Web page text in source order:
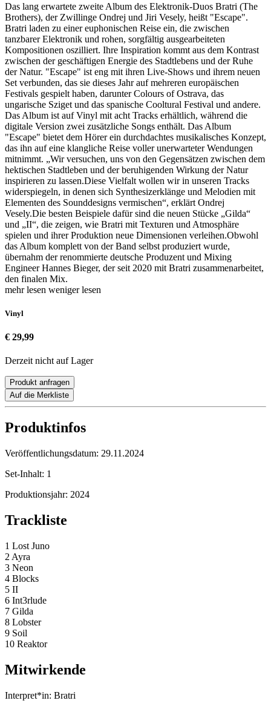
Das lang erwartete zweite Album des Elektronik-Duos Bratri (The
Brothers), der Zwillinge Ondrej und Jiri Vesely, heißt "Escape".
Bratri laden zu einer euphonischen Reise ein, die zwischen
tanzbarer Elektronik und rohen, sorgfältig ausgearbeiteten
Kompositionen oszilliert. Ihre Inspiration kommt aus dem Kontrast
zwischen der geschäftigen Energie des Stadtlebens und der Ruhe
der Natur. "Escape" ist eng mit ihren Live-Shows und ihrem neuen
Set verbunden, das sie dieses Jahr auf mehreren europäischen
Festivals gespielt haben, darunter Colours of Ostrava, das
ungarische Sziget und das spanische Cooltural Festival und andere.
Das Album ist auf Vinyl mit acht Tracks erhältlich, während die
digitale Version zwei zusätzliche Songs enthält. Das Album
"Escape" bietet dem Hörer ein durchdachtes musikalisches Konzept,
das ihn auf eine klangliche Reise voller unerwarteter Wendungen
mitnimmt. „Wir versuchen, uns von den Gegensätzen zwischen dem
hektischen Stadtleben und der beruhigenden Wirkung der Natur
inspirieren zu lassen.Diese Vielfalt wollen wir in unseren Tracks
widerspiegeln, in denen sich Synthesizerklänge und Melodien mit
Elementen des Sounddesigns vermischen“, erklärt Ondrej
Vesely.Die besten Beispiele dafür sind die neuen Stücke „Gilda“
und „II“, die zeigen, wie Bratri mit Texturen und Atmosphäre
spielen und ihrer Produktion neue Dimensionen verleihen.Obwohl
das Album komplett von der Band selbst produziert wurde,
übernahm der renommierte deutsche Produzent und Mixing
Engineer Hannes Bieger, der seit 2020 mit Bratri zusammenarbeitet,
den finalen Mix.
mehr lesen weniger lesen
Vinyl
€ 29,99
Derzeit nicht auf Lager
Produkt anfragen
Auf die Merkliste
Produktinfos
Veröffentlichungsdatum: 29.11.2024
Set-Inhalt: 1
Produktionsjahr: 2024
Trackliste
1 Lost Juno
2 Ayra
3 Neon
4 Blocks
5 II
6 Int3rlude
7 Gilda
8 Lobster
9 Soil
10 Reaktor
Mitwirkende
Interpret*in: Bratri